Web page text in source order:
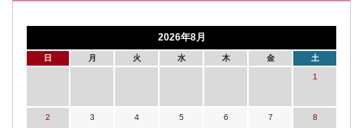
2026年8月
日 月 火 水 木 金 土
1
2 3 4 5 6 7 8